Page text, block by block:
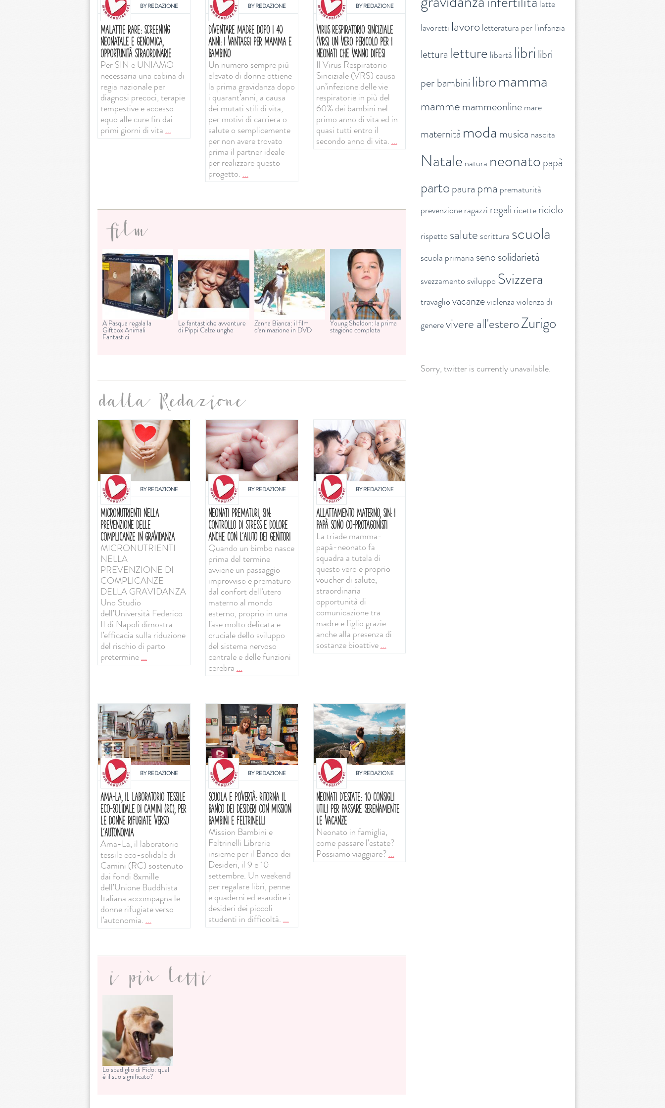
BYREDAZIONE
MALATTIE RARE: SCREENING
NEONATALE E GENOMICA,
OPPORTUNITÀ STRAORDINARIE
Per SIN e UNIAMO
necessaria una cabina di
regia nazionale per
diagnosi precoci, terapie
tempestive e accesso
equo alle cure fin dai
primi giorni di vita ...
BYREDAZIONE
DIVENTARE MADRE DOPO I 40
ANNI: I VANTAGGI PER MAMMA E
BAMBINO
Un numero sempre più
elevato di donne ottiene
la prima gravidanza dopo
i quarant’anni, a causa
dei mutati stili di vita,
per motivi di carriera o
salute o semplicemente
per non avere trovato
prima il partner ideale
per realizzare questo
progetto. ...
BYREDAZIONE
VIRUS RESPIRATORIO SINCIZIALE
(VRS) UN VERO PERICOLO PER I
NEONATI CHE VANNO DIFESI
Il Virus Respiratorio
Sinciziale (VRS) causa
un’infezione delle vie
respiratorie in più del
60% dei bambini nel
primo anno di vita ed in
quasi tutti entro il
secondo anno di vita. ...
film
A Pasqua regala la
Giftbox Animali
Fantastici
Le fantastiche avventure
di Pippi Calzelunghe
Zanna Bianca: il film
d'animazione in DVD
Young Sheldon: la prima
stagione completa
dalla Redazione
BYREDAZIONE
MICRONUTRIENTI NELLA
PREVENZIONE DELLE
COMPLICANZE IN GRAVIDANZA
MICRONUTRIENTI
NELLA
PREVENZIONE DI
COMPLICANZE
DELLA GRAVIDANZA
Uno Studio
dell’Università Federico
II di Napoli dimostra
l’efficacia sulla riduzione
del rischio di parto
pretermine...
BYREDAZIONE
NEONATI PREMATURI, SIN:
CONTROLLO DI STRESS E DOLORE
ANCHE CON L'AIUTO DEI GENITORI
Quando un bimbo nasce
prima del termine
avviene un passaggio
improvviso e prematuro
dal confort dell’utero
materno al mondo
esterno, proprio in una
fase molto delicata e
cruciale dello sviluppo
del sistema nervoso
centrale e delle funzioni
cerebra ...
BYREDAZIONE
ALLATTAMENTO MATERNO, SIN: I
PAPÀ SONO CO-PROTAGONISTI
La triade mamma-
papà-neonato fa
squadra a tutela di
questo vero e proprio
voucher di salute,
straordinaria
opportunità di
comunicazione tra
madre e figlio grazie
anche alla presenza di
sostanze bioattive...
BYREDAZIONE
AMA-LA, IL LABORATORIO TESSILE
ECO-SOLIDALE DI CAMINI (RC), PER
LE DONNE RIFUGIATE VERSO
L’AUTONOMIA
Ama-La, il laboratorio
tessile eco-solidale di
Camini (RC) sostenuto
dai fondi 8xmille
dell’Unione Buddhista
Italiana accompagna le
donne rifugiate verso
l’autonomia. ...
BYREDAZIONE
SCUOLA E POVERTÀ: RITORNA IL
BANCO DEI DESIDERI CON MISSION
BAMBINI E FELTRINELLI
Mission Bambini e
Feltrinelli Librerie
insieme per il Banco dei
Desideri, il 9 e 10
settembre. Un weekend
per regalare libri, penne
e quaderni ed esaudire i
desideri dei piccoli
studenti in difficoltà. ...
BYREDAZIONE
NEONATI D'ESTATE: 10 CONSIGLI
UTILI PER PASSARE SERENAMENTE
LE VACANZE
Neonato in famiglia,
come passare l'estate?
Possiamo viaggiare?...
i più letti
Lo sbadiglio di Fido: qual
è il suo significato?
latte
lavoretti lavoroletteratura per l'infanzia
lettura letture libertà libri libri
per bambini libromamma
mammemammeonlinemare
maternità moda musica nascita
Natale natura neonatopapà
partopaura pma prematurità
prevenzioneragazzi regali ricettericiclo
rispetto salute scrittura scuola
scuola primaria senosolidarietà
svezzamento sviluppo Svizzera
travaglio vacanzeviolenza violenza di
generevivere all'esteroZurigo
Sorry, twitter is currently unavailable.